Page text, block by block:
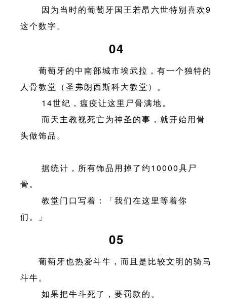
因为当时的葡萄牙国王若昂六世特别喜欢9
这个数字。
04
葡萄牙的中南部城市埃武拉，有一个独特的
人骨教堂（圣弗朗西斯科大教堂）。
14世纪，瘟疫让这里尸骨满地。
而天主教视死亡为神圣的事，就开始用骨
头做饰品。
据统计，所有饰品用掉了约10000具尸
骨。
教堂门口写着：「我们在这里等着你
们。」
05
葡萄牙也热爱斗牛，而且是比较文明的骑马
斗牛。
如果把牛斗死了，要罚款的。